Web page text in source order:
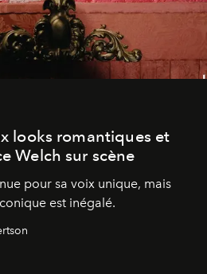
looks romantiques et
Welch sur scène
pour sa voix unique, mais
est inégalé.